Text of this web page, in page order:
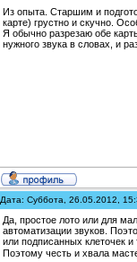
Из опыта. Старшим и
карте) грустно и скучно.
Я обычно разрезаю обе
нужного звука в словах, и
Дата: Суббота, 26.05.2012,
Да, простое лото или для
автоматизации звуков.
или подписанных клеточек и
Поэтому честь и хвала